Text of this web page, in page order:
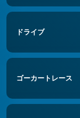
ドライブ
ゴーカートレース